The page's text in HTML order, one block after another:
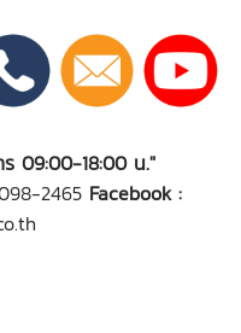
ร 09:00-18:00 น."
2465 Facebook :